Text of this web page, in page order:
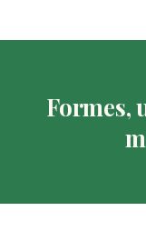
Formes,